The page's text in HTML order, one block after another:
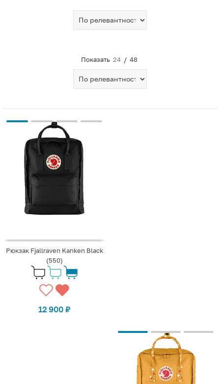
Показать 24 / 48
Рюкзак Fjallraven Kanken Black
(550)
12 900 ₽